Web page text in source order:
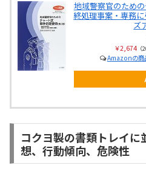
地域警察官のため
終処理事案・専務
ズ
￥2,674（
Amazonの商
コクヨ製の書類トレイ
想、行動傾向、危険性